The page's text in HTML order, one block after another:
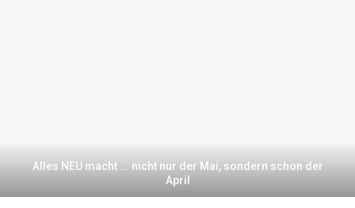
Alles NEU macht ... nicht nur der Mai, sondern schon der
April